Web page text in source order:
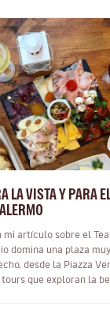
LA VISTA Y PARA
mi artículo sobre el
domina una plaza
desde la Piazza
que exploran la